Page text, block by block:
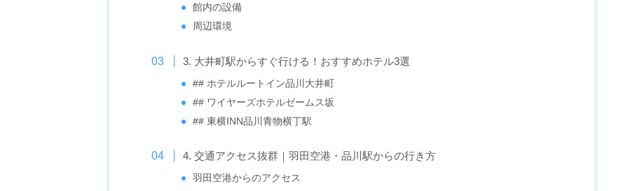
館内の設備
周辺環境
3. 大井町駅からすぐ行ける！おすすめホテル3選
## ホテルルートイン品川大井町
## ワイヤーズホテルゼームス坂
## 東横INN品川青物横丁駅
4. 交通アクセス抜群｜羽田空港・品川駅からの行き方
羽田空港からのアクセス